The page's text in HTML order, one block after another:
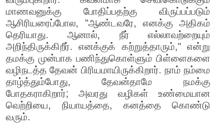
மாணவனுக்கு போதிப்பதற்கு விருப்பப்படும்
ஆசிரியரைப்போல, "ஆண்டவரே, எனக்கு அதிகம்
தெரியாது. ஆனால், நீர் எல்லாவற்றையும்
அறிந்திருக்கிறீர். எனக்குக் கற்றுத்தாரும்," என்று
தமக்கு முன்பாக பணிந்துகொள்ளும் பிள்ளைகளை
வழிநடத்த தேவன் பிரியமாயிருக்கிறார். நாம் நம்மை
தாழ்த்தும்போது, தேவன்தாமே நமக்கு
போதகராகிறார்; அவரது வழிகள் உண்மையான
வெற்றியை, நியாயத்தை, கனத்தை கொண்டு
வரும்.